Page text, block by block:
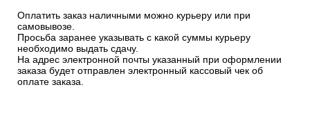
Оплатить заказ наличными можно курьеру или при
самовывозе.
Просьба заранее указывать с какой суммы курьеру
необходимо выдать сдачу.
На адрес электронной почты указанный при оформлении
заказа будет отправлен электронный кассовый чек об
оплате заказа.